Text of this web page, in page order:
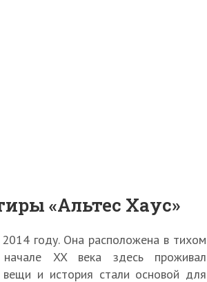
«Альтес Хаус»
году. Она расположена в тихом
XX века здесь проживал
вещи и история стали основой для